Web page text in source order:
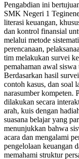
Pengabdian ini
SMK Negeri 1
literasi keuangan,
dan kontrol finansial
melalui metode
perencanaan,
tim melakukan survei
pemahaman awal siswa
Berdasarkan hasil
contoh kasus, dan soal
narasumber kompeten.
dilakukan secara
arah, kuis dengan
suasana belajar yang
menunjukkan bahwa
acara dan mengalami
pengelolaan keuangan
memahami struktur